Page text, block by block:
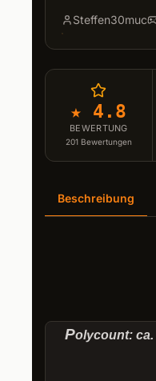
Steffen30muc
★ 4.8
BEWERTUNG
201 Bewertungen
Beschreibung
Polycount: ca.